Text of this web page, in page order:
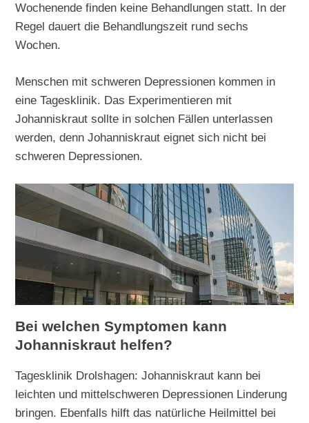
Wochenende finden keine Behandlungen statt. In der
Regel dauert die Behandlungszeit rund sechs
Wochen.
Menschen mit schweren Depressionen kommen in
eine Tagesklinik. Das Experimentieren mit
Johanniskraut sollte in solchen Fällen unterlassen
werden, denn Johanniskraut eignet sich nicht bei
schweren Depressionen.
Bei welchen Symptomen kann
Johanniskraut helfen?
Tagesklinik Drolshagen: Johanniskraut kann bei
leichten und mittelschweren Depressionen Linderung
bringen. Ebenfalls hilft das natürliche Heilmittel bei